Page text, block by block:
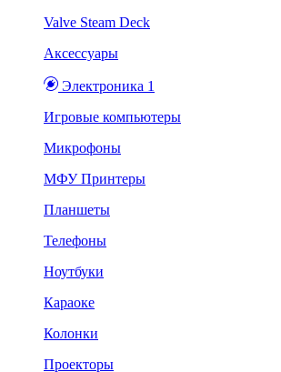
Valve Steam Deck
Аксессуары
Электроника 1
Игровые компьютеры
Микрофоны
МФУ Принтеры
Планшеты
Телефоны
Ноутбуки
Караоке
Колонки
Проекторы